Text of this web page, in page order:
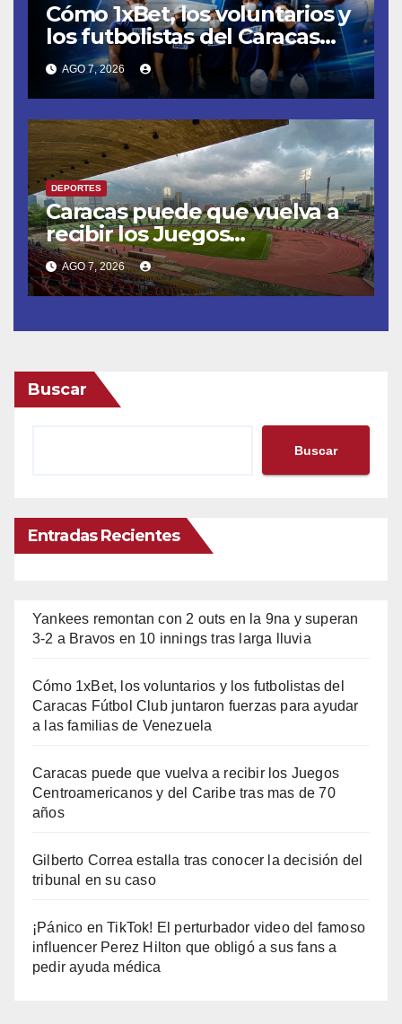
Cómo 1xBet, los voluntarios y
los futbolistas del Caracas
Fútbol Club juntaron fuerzas
para ayudar a las familias de
Venezuela
AGO 7, 2026
DEPORTES
Caracas puede que vuelva a
recibir los Juegos
Centroamericanos y del
Caribe tras mas de 70 años
AGO 7, 2026
Buscar
Buscar
Entradas Recientes
Yankees remontan con 2 outs en la 9na y superan
3-2 a Bravos en 10 innings tras larga lluvia
Cómo 1xBet, los voluntarios y los futbolistas del
Caracas Fútbol Club juntaron fuerzas para ayudar
a las familias de Venezuela
Caracas puede que vuelva a recibir los Juegos
Centroamericanos y del Caribe tras mas de 70
años
Gilberto Correa estalla tras conocer la decisión del
tribunal en su caso
¡Pánico en TikTok! El perturbador video del famoso
influencer Perez Hilton que obligó a sus fans a
pedir ayuda médica